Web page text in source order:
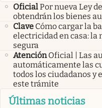
OficialPor nueva Ley
obtendrán los bienes
Clave Cómo cargar la
electricidad en casa: la
segura
Atención Oficial | Las
automáticamente las
todos los ciudadanos y
este trámite
Últimas noticias